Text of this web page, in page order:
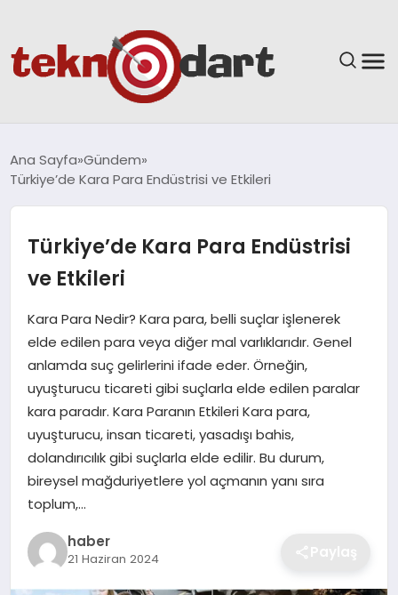
YAŞAM
BILIM & TEKNOLOJI
EĞITIM
GÜNDEM
SPOR
EKONOMI
MAGAZIN
OTOMOBIL
TEKNOLOJI
Ana Sayfa Gündem
Türkiye’de Kara Para Endüstrisi ve Etkileri
Türkiye’de Kara Para Endüstrisi
ve Etkileri
Kara Para Nedir? Kara para, belli suçlar işlenerek
elde edilen para veya diğer mal varlıklarıdır. Genel
anlamda suç gelirlerini ifade eder. Örneğin,
uyuşturucu ticareti gibi suçlarla elde edilen paralar
kara paradır. Kara Paranın Etkileri Kara para,
uyuşturucu, insan ticareti, yasadışı bahis,
dolandırıcılık gibi suçlarla elde edilir. Bu durum,
bireysel mağduriyetlere yol açmanın yanı sıra
toplum,…
haber
21 Haziran 2024